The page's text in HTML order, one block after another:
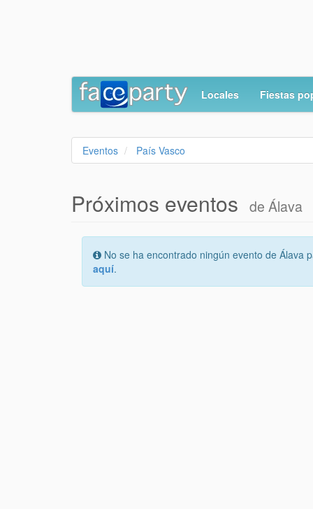
Locales Fiestas
Eventos País Vasco
Próximos eventos de Álava
No se ha encontrado ningún evento de Álava
aquí.